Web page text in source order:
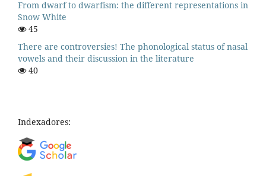
From dwarf to dwarfism: the different representations in
Snow White
45
There are controversies! The phonological status of nasal
vowels and their discussion in the literature
40
Indexadores: